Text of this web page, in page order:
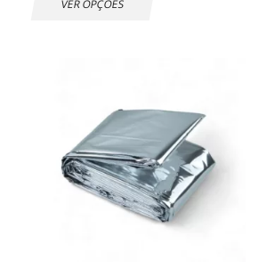
VER OPÇÕES